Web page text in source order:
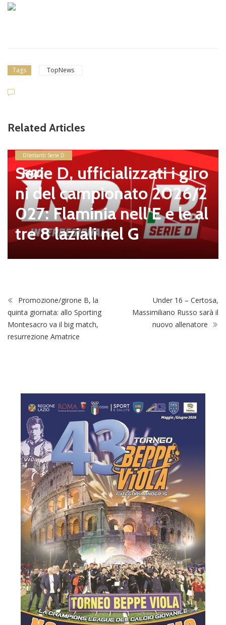
Tags TopNews
Related Articles
Dilettanti Serie D
Serie D, ufficializzati i giro
ni del campionato 2026/2
027: Flaminia nell’E e le al
tre 8 laziali nel G
Promozione/girone B, la
quinta giornata: allo Sporting
Montesacro va il big match,
resurrezione Amatrice
Under 16 – Certosa,
Massimiliano Russo sarà il
nuovo allenatore